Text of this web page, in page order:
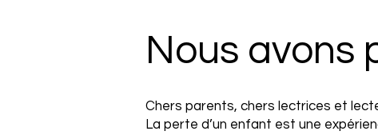
Nous avons
Chers parents, chers lectrices et
La perte d’un enfant est une